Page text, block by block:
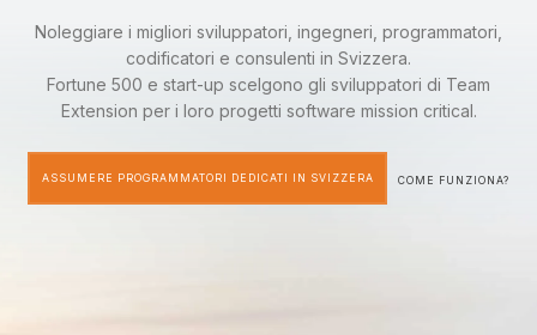
Noleggiare i migliori sviluppatori, ingegneri, programmatori,
codificatori e consulenti in Svizzera.
Fortune 500 e start-up scelgono gli sviluppatori di Team
Extension per i loro progetti software mission critical.
ASSUMERE PROGRAMMATORI DEDICATI IN SVIZZERA COME FUNZIONA?